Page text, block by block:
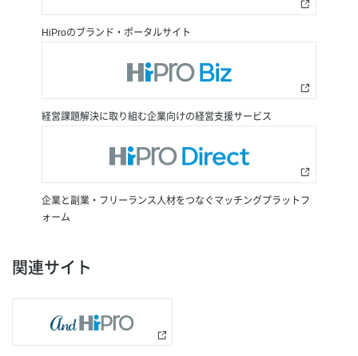
HiProのブランド・ポータルサイト
経営課題解決に取り組む企業向けの経営支援サービス
企業と副業・フリーランス人材をつなぐマッチングプラットフ
ォーム
関連サイト